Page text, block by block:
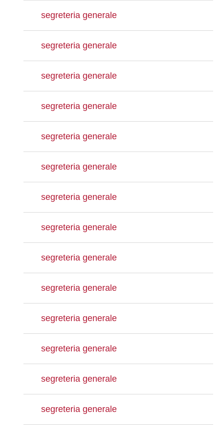
segreteria generale
segreteria generale
segreteria generale
segreteria generale
segreteria generale
segreteria generale
segreteria generale
segreteria generale
segreteria generale
segreteria generale
segreteria generale
segreteria generale
segreteria generale
segreteria generale